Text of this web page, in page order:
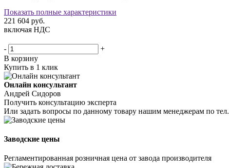
Показать полные характеристики
221 604 руб.
включая НДС
-
+
В корзину
Купить в 1 клик
Онлайн консультант
Андрей Сидоров
Получить консультацию эксперта
Или задать вопросы по данному товару нашим менеджерам по тел.
Заводские цены
Регламентированная розничная цена от завода производителя